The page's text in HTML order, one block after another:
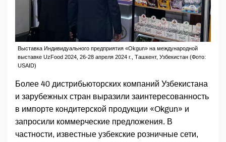
Выставка Индивидуального предприятия «Okgun» на международной
выставке UzFood 2024, 26-28 апреля 2024 г., Ташкент, Узбекистан (Фото:
USAID)
Более 40 дистрибьюторских компаний Узбекистана
и зарубежных стран выразили заинтересованность
в импорте кондитерской продукции «Okgun» и
запросили коммерческие предложения. В
частности, известные узбекские розничные сети,